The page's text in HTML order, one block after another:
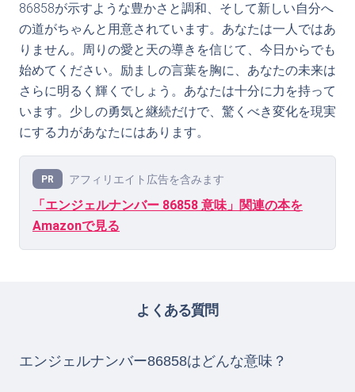
86858が示すような豊かさと調和、そして新しい自分へ
の道がちゃんと用意されています。あなたは一人ではあ
りません。周りの愛と天の導きを信じて、今日からでも
始めてください。励ましの言葉を胸に、あなたの未来は
さらに明るく輝くでしょう。あなたは十分に力を持って
います。少しの勇気と継続だけで、驚くべき変化を現実
にする力があなたにはあります。
PR アフィリエイト広告を含みます
「エンジェルナンバー 86858 意味」関連の本を
Amazonで見る
よくある質問
エンジェルナンバー86858はどんな意味？